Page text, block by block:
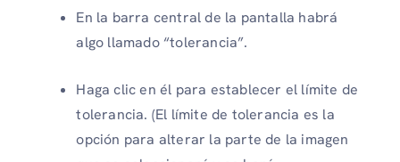
En la barra central de la pantalla habrá
algo llamado “tolerancia”.
Haga clic en él para establecer el límite de
tolerancia. (El límite de tolerancia es la
opción para alterar la parte de la imagen